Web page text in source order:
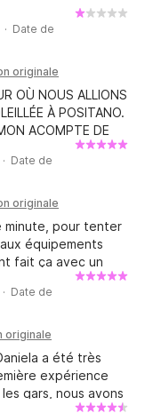
Date de
originale
OÙ NOUS ALLIONS
À POSITANO.
ACOMPTE DE
Date de
originale
minute, pour tenter
équipements
fait ça avec un
vrai bijou, il était
de bons amis. Il
parfaitement les
expériences
Date de
originale
a été très
expérience
gars, nous avons